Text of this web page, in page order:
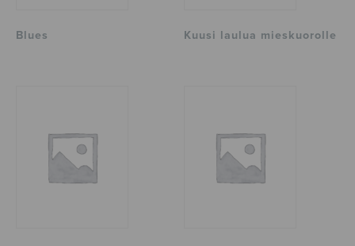
Blues Kuusi laulua mieskuorolle